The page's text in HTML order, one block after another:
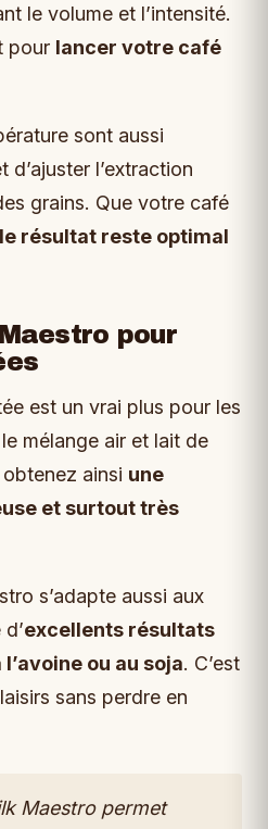
le volume et l’intensité.
pour lancer votre café
sont aussi
d’ajuster l’extraction
grains. Que votre café
le résultat reste optimal
pour
est un vrai plus pour les
mélange air et lait de
ainsi une
et surtout très
s’adapte aussi aux
excellents résultats
ou au soja. C’est
sans perdre en
Maestro permet